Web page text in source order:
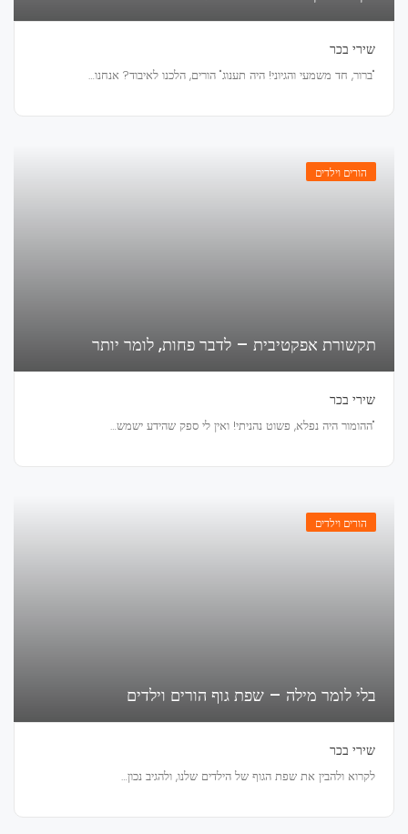
שירי בכר
"ברור, חד משמעי והגיוני! היה תענוג" הורים, הלכנו לאיבוד? אנחנו…
הורים וילדים
תקשורת אפקטיבית – לדבר פחות, לומר יותר
שירי בכר
"ההומור היה נפלא, פשוט נהניתי! ואין לי ספק שהידע ישמש…
הורים וילדים
בלי לומר מילה – שפת גוף הורים וילדים
שירי בכר
לקרוא ולהבין את שפת הגוף של הילדים שלנו, ולהגיב נכון…